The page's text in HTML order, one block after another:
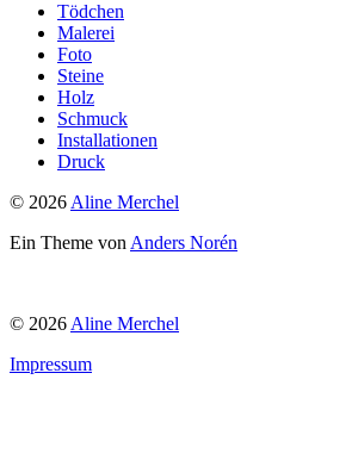
Tödchen
Malerei
Foto
Steine
Holz
Schmuck
Installationen
Druck
© 2026 Aline Merchel
Ein Theme von Anders Norén
© 2026 Aline Merchel
Impressum